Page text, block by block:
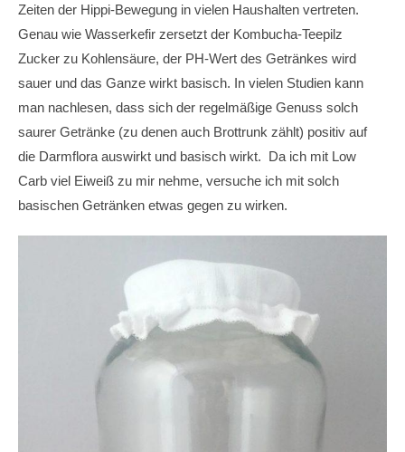
Zeiten der Hippi-Bewegung in vielen Haushalten vertreten.
Genau wie Wasserkefir zersetzt der Kombucha-Teepilz
Zucker zu Kohlensäure, der PH-Wert des Getränkes wird
sauer und das Ganze wirkt basisch. In vielen Studien kann
man nachlesen, dass sich der regelmäßige Genuss solch
saurer Getränke (zu denen auch Brottrunk zählt) positiv auf
die Darmflora auswirkt und basisch wirkt. Da ich mit Low
Carb viel Eiweiß zu mir nehme, versuche ich mit solch
basischen Getränken etwas gegen zu wirken.